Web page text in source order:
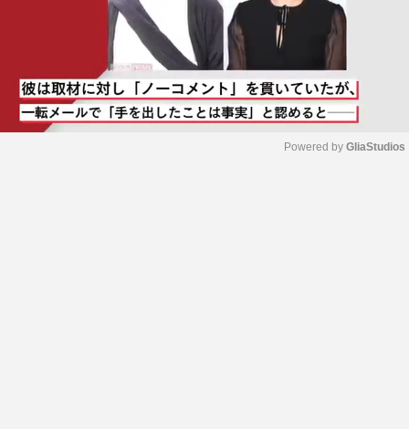
Powered by GliaStudios